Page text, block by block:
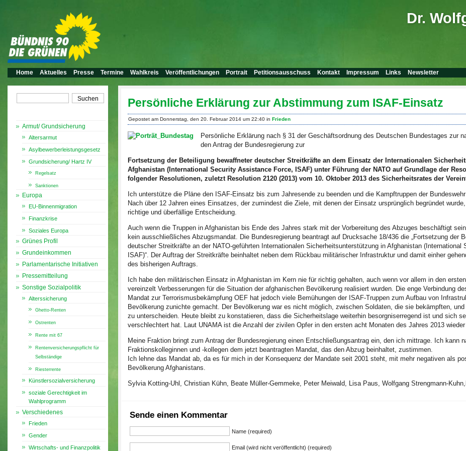
Dr.
Home Aktuelles Presse Termine Wahlkreis Veröffentlichungen Portrait Petitionsausschuss Kontakt Impressum Links Newsletter
Armut/ Grundsicherung
Altersarmut
Asylbewerberleistungsgesetz
Grundsicherung/ Hartz IV
Regelsatz
Sanktionen
Europa
EU-Binnenmigration
Finanzkrise
Soziales Europa
Grünes Profil
Grundeinkommen
Parlamentarische Initiativen
Pressemitteilung
Sonstige Sozialpolitik
Alterssicherung
Ghetto-Renten
Ostrenten
Rente mit 67
Rentenversicherungspflicht für
Selbständige
Riesterrente
Künstlersozialversicherung
soziale Gerechtigkeit im
Wahlprogramm
Verschiedenes
Frieden
Gender
Wirtschafts- und Finanzpolitik
Persönliche Erklärung zur Abstimmung zum ISAF-Einsatz
Gepostet am Donnerstag, den 20. Februar 2014 um 22:40 in Frieden
Persönliche Erklärung nach § 31 der Geschäftsordnung des Deutschen Bundestages zur
den Antrag der Bundesregierung zur
Fortsetzung der Beteiligung bewaffneter deutscher Streitkräfte an dem Einsatz der Internationalen
Afghanistan (International Security Assistance Force, ISAF) unter Führung der NATO auf Grundlage der
folgender Resolutionen, zuletzt Resolution 2120 (2013) vom 10. Oktober 2013 des Sicherheitsrates der
Ich unterstütze die Pläne den ISAF-Einsatz bis zum Jahresende zu beenden und die Kampftruppen der
Nach über 12 Jahren eines Einsatzes, der zumindest die Ziele, mit denen der Einsatz ursprünglich begründet
richtige und überfällige Entscheidung.
Auch wenn die Truppen in Afghanistan bis Ende des Jahres stark mit der Vorbereitung des Abzuges beschäftigt
kein ausschließliches Abzugsmandat. Die Bundesregierung beantragt auf Drucksache 18/436 die „Fortsetzung der
deutscher Streitkräfte an der NATO-geführten Internationalen Sicherheitsunterstützung in Afghanistan (International
ISAF)“. Der Auftrag der Streitkräfte beinhaltet neben dem Rückbau militärischer Infrastruktur und damit einher
des bisherigen Auftrags.
Ich habe den militärischen Einsatz in Afghanistan im Kern nie für richtig gehalten, auch wenn vor allem in den
vereinzelt Verbesserungen für die Situation der afghanischen Bevölkerung realisiert wurden. Die enge Verbindung
Mandat zur Terrorismusbekämpfung OEF hat jedoch viele Bemühungen der ISAF-Truppen zum Aufbau von
Bevölkerung zunichte gemacht. Der Bevölkerung war es nicht möglich, zwischen Soldaten, die sie bekämpften,
zu unterscheiden. Heute bleibt zu konstatieren, dass die Sicherheitslage weiterhin besorgniserregend ist und sich
verschlechtert hat. Laut UNAMA ist die Anzahl der zivilen Opfer in den ersten acht Monaten des Jahres 2013
Meine Fraktion bringt zum Antrag der Bundesregierung einen Entschließungsantrag ein, den ich mittrage. Ich kann
Fraktionskolleginnen und -kollegen dem jetzt beantragten Mandat, das den Abzug beinhaltet, zustimmen.
Ich lehne das Mandat ab, da es für mich in der Konsequenz der Mandate seit 2001 steht, mit mehr negativen als
Bevölkerung Afghanistans.
Sylvia Kotting-Uhl, Christian Kühn, Beate Müller-Gemmeke, Peter Meiwald, Lisa Paus, Wolfgang Strengmann-
Sende einen Kommentar
Name (required)
Email (wird nicht veröffentlicht) (required)